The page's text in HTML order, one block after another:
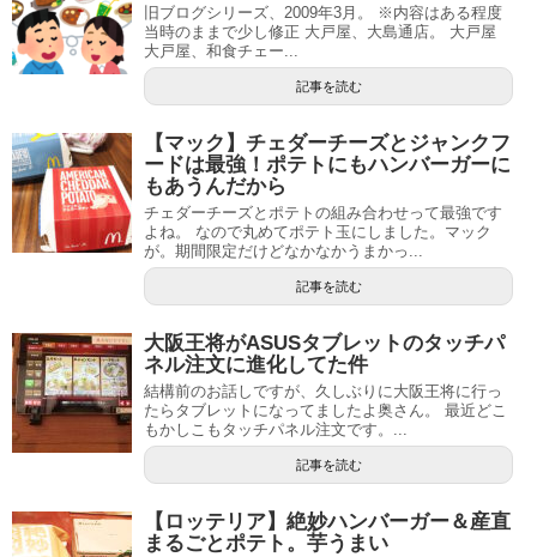
旧ブログシリーズ、2009年3月。 ※内容はある程度
当時のままで少し修正 大戸屋、大島通店。 大戸屋
大戸屋、和食チェー...
記事を読む
【マック】チェダーチーズとジャンクフ
ードは最強！ポテトにもハンバーガーに
もあうんだから
チェダーチーズとポテトの組み合わせって最強です
よね。 なので丸めてポテト玉にしました。マック
が。期間限定だけどなかなかうまかっ...
記事を読む
大阪王将がASUSタブレットのタッチパ
ネル注文に進化してた件
結構前のお話しですが、久しぶりに大阪王将に行っ
たらタブレットになってましたよ奥さん。 最近どこ
もかしこもタッチパネル注文です。...
記事を読む
【ロッテリア】絶妙ハンバーガー＆産直
まるごとポテト。芋うまい